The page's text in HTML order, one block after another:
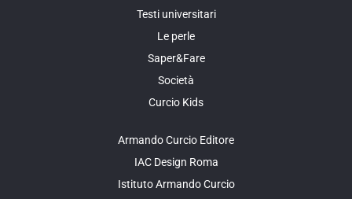
Testi universitari
Le perle
Saper&Fare
Società
Curcio Kids
Armando Curcio Editore
IAC Design Roma
Istituto Armando Curcio